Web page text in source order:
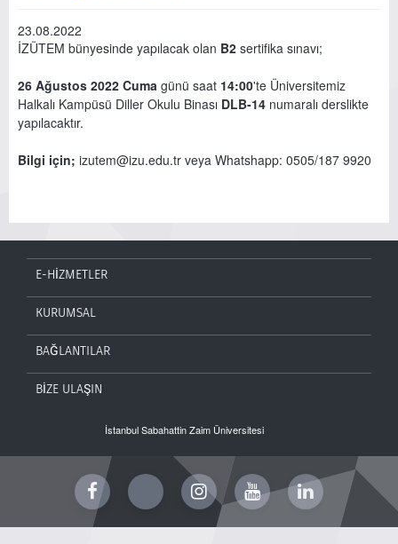
23.08.2022
İZÜTEM bünyesinde yapılacak olan B2 sertifika sınavı;
26 Ağustos 2022 Cuma günü saat 14:00'te Üniversitemiz
Halkalı Kampüsü Diller Okulu Binası DLB-14 numaralı derslikte
yapılacaktır.
Bilgi için; izutem@izu.edu.tr veya Whatshapp: 0505/187 9920
E-HİZMETLER
KURUMSAL
BAĞLANTILAR
BİZE ULAŞIN
İstanbul Sabahattin Zaim Üniversitesi